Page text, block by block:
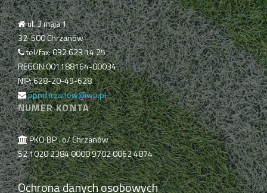
ul. 3 maja 1
32-500 Chrzanów
tel/fax: 032 623 14 25
REGON:001188164-00034
NIP: 628-20-49-628
ppnchrzanow@wp.pl
NUMER KONTA
PKO BP . o/ Chrzanów
52 1020 2384 0000 9702 0062 4874
Ochrona danych osobowych